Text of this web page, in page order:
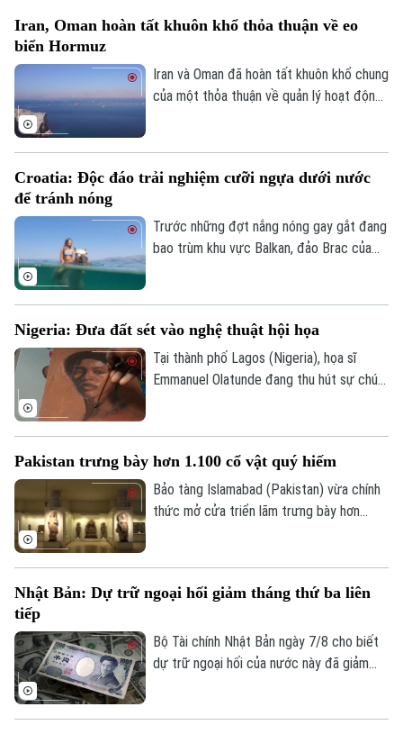
Chuyên mục
Thời sự
Hà Nội
Chính trị
Hà Nội
Nhịp sống Hà Nội
Iran, Oman hoàn tất khuôn khổ thỏa thuận về eo
biển Hormuz
Iran và Oman đã hoàn tất khuôn khổ chung
của một thỏa thuận về quản lý hoạt động
Croatia: Độc đáo trải nghiệm cưỡi ngựa dưới nước
để tránh nóng
Trước những đợt nắng nóng gay gắt đang
bao trùm khu vực Balkan, đảo Brac của
thể trực tiếp cưỡi ngựa lội dưới làn nước
biển mát lành.
Nigeria: Đưa đất sét vào nghệ thuật hội họa
Tại thành phố Lagos (Nigeria), họa sĩ
Emmanuel Olatunde đang thu hút sự chú ý
ra hướng đi mới cho nghệ thuật chân dung
mà còn lan tỏa thông điệp về sử dụng
chất liệu bền vững.
Pakistan trưng bày hơn 1.100 cổ vật quý hiếm
Bảo tàng Islamabad (Pakistan) vừa chính
thức mở cửa triển lãm trưng bày hơn
trong nỗ lực bảo tồn và thu hồi các tài
chính phủ Pakistan.
Nhật Bản: Dự trữ ngoại hối giảm tháng thứ ba liên
tiếp
Bộ Tài chính Nhật Bản ngày 7/8 cho biết
dự trữ ngoại hối của nước này đã giảm